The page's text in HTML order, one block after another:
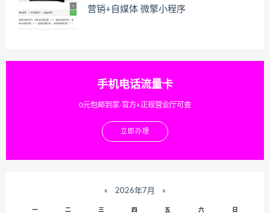
营销+自媒体 微擎小程序
手机电话流量卡
0元包邮到家-官方+正规营业厅可查
立即办理
« 2026年7月 »
一 二 三 四 五 六 日